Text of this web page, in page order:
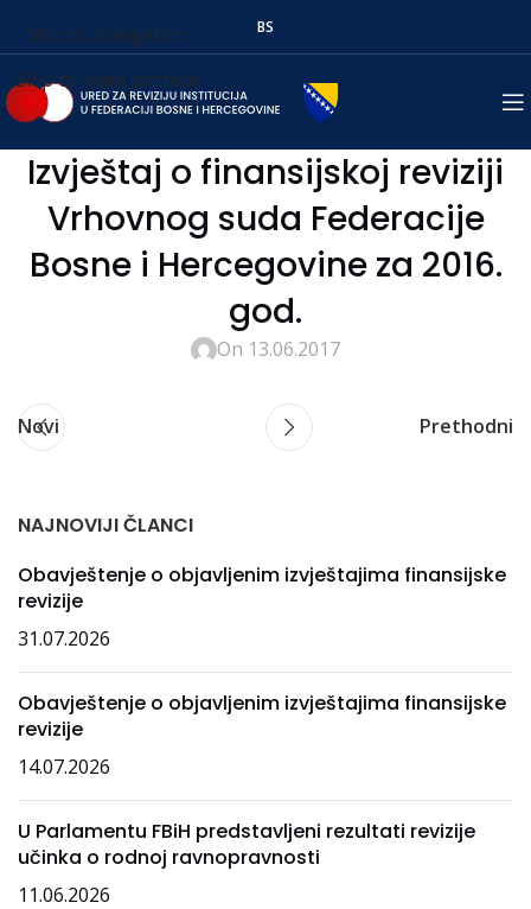
Skip to navigation
Skip to main content
BS
Izvještaj o finansijskoj reviziji
Vrhovnog suda Federacije
Bosne i Hercegovine za 2016.
god.
On 13.06.2017
Novi Prethodni
NAJNOVIJI ČLANCI
Obavještenje o objavljenim izvještajima finansijske
revizije
31.07.2026
Obavještenje o objavljenim izvještajima finansijske
revizije
14.07.2026
U Parlamentu FBiH predstavljeni rezultati revizije
učinka o rodnoj ravnopravnosti
11.06.2026